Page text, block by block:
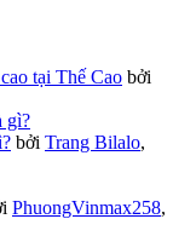
tại Thế Cao bởi
bởi Trang Bilalo,
PhuongVinmax258,